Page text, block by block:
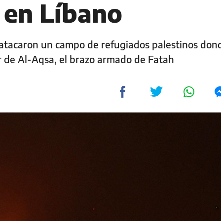
Líbano
un campo de refugiados palestinos
Al-Aqsa, el brazo armado de Fatah